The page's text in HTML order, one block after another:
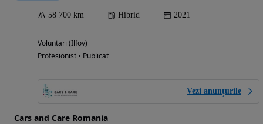
58 700 km Hibrid 2021
Voluntari (Ilfov)
Profesionist • Publicat
Vezi anunțurile
Cars and Care Romania